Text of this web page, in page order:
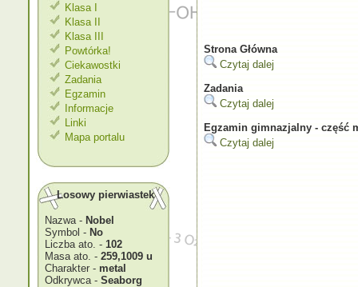
Klasa I
Klasa II
Klasa III
Powtórka!
Ciekawostki
Zadania
Egzamin
Informacje
Linki
Mapa portalu
Losowy pierwiastek
Nazwa - Nobel
Symbol - No
Liczba ato. - 102
Masa ato. - 259,1009 u
Charakter - metal
Odkrywca - Seaborg
Strona Główna
Czytaj dalej
Zadania
Czytaj dalej
Egzamin gimnazjalny - część
Czytaj dalej